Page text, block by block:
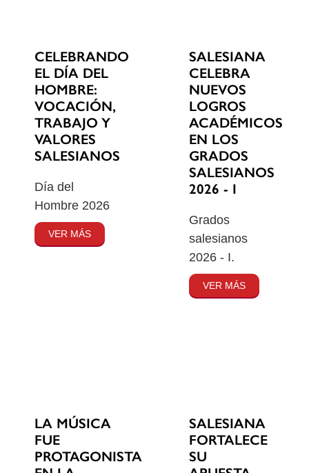
CELEBRANDO
EL DÍA DEL
HOMBRE:
VOCACIÓN,
TRABAJO Y
VALORES
SALESIANOS
Día del
Hombre 2026
VER MÁS
SALESIANA
CELEBRA
NUEVOS
LOGROS
ACADÉMICOS
EN LOS
GRADOS
SALESIANOS
2026 - I
Grados
salesianos
2026 - I.
VER MÁS
LA MÚSICA
FUE
PROTAGONISTA
SALESIANA
FORTALECE
SU